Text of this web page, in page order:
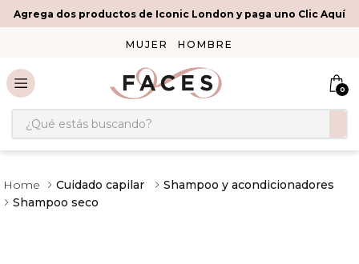
Agrega dos productos de Iconic London y paga uno Clic Aquí
MUJER HOMBRE
0
¿Qué estás buscando?
Cuidado capilar
Shampoo y acondicionadores
Shampoo seco